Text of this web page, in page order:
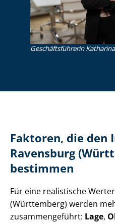
Ge­schäfts­füh­re­rin
Faktoren, die
Ravensburg
bestimmen
Für eine realistische
(Württemberg) werden
zusammengeführt: Lage,